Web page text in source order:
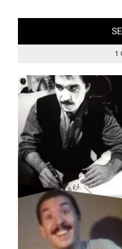
1